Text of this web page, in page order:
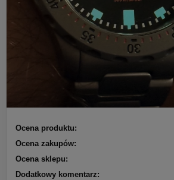
Ocena produktu:
Ocena zakupów:
Ocena sklepu:
Dodatkowy komentarz: